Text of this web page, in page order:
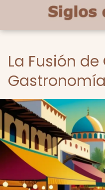
La Fusión